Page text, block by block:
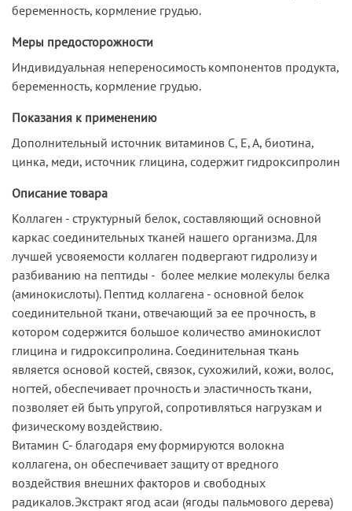
беременность, кормление грудью.
Меры предосторожности
Индивидуальная непереносимость компонентов продукта,
беременность, кормление грудью.
Показания к применению
Дополнительный источник витаминов С, Е, А, биотина,
цинка, меди, источник глицина, содержит гидроксипролин
Описание товара
Коллаген - структурный белок, составляющий основной
каркас соединительных тканей нашего организма. Для
лучшей усвояемости коллаген подвергают гидролизу и
разбиванию на пептиды - более мелкие молекулы белка
(аминокислоты). Пептид коллагена - основной белок
соединительной ткани, отвечающий за ее прочность, в
котором содержится большое количество аминокислот
глицина и гидроксипролина. Соединительная ткань
является основой костей, связок, сухожилий, кожи, волос,
ногтей, обеспечивает прочность и эластичность ткани,
позволяет ей быть упругой, сопротивляться нагрузкам и
физическому воздействию.
Витамин С- благодаря ему формируются волокна
коллагена, он обеспечивает защиту от вредного
воздействия внешних факторов и свободных
радикалов.Экстракт ягод асаи (ягоды пальмового дерева)